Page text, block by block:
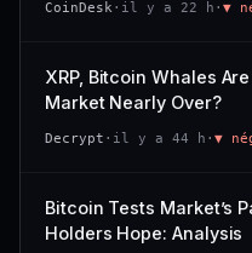
−0,1 %
−0,1 %
CONFIANCE
477 M$
+0,6 %
−94,7 %
CoinDesk · il y a 22 h · ▼
XRP, Bitcoin Whales
Market Nearly Over?
Decrypt · il y a 44 h · ▼
Bitcoin Tests Market’s
Holders Hope: Analysis